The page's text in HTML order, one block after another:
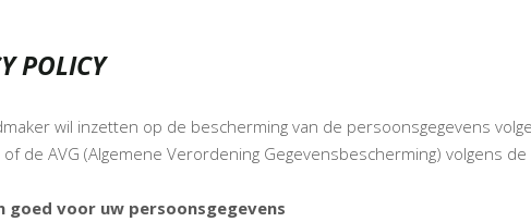
POLICY
wil inzetten op de bescherming van de persoonsgegevens
of de AVG (Algemene Verordening Gegevensbescherming) volgens
goed voor uw persoonsgegevens